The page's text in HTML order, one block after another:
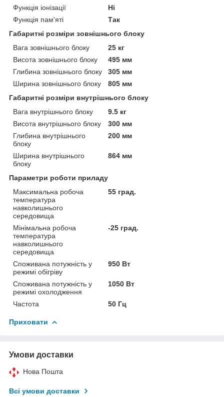
Функція іонізації
Ні
Функція пам'яті
Так
Габаритні розміри зовнішнього блоку
Вага зовнішнього блоку
25 кг
Висота зовнішнього блоку
495 мм
Глибина зовнішнього блоку
305 мм
Ширина зовнішнього блоку
805 мм
Габаритні розміри внутрішнього блоку
Вага внутрішнього блоку
9.5 кг
Висота внутрішнього блоку
300 мм
Глибина внутрішнього
блоку
200 мм
Ширина внутрішнього
блоку
864 мм
Параметри роботи приладу
Максимальна робоча
температура
навколишнього
середовища
55 град.
Мінімальна робоча
температура
навколишнього
середовища
-25 град.
Споживана потужність у
режимі обігріву
950 Вт
Споживана потужність у
режимі охолодження
1050 Вт
Частота 50 Гц
Приховати
Умови доставки
Нова Пошта
Всі умови доставки